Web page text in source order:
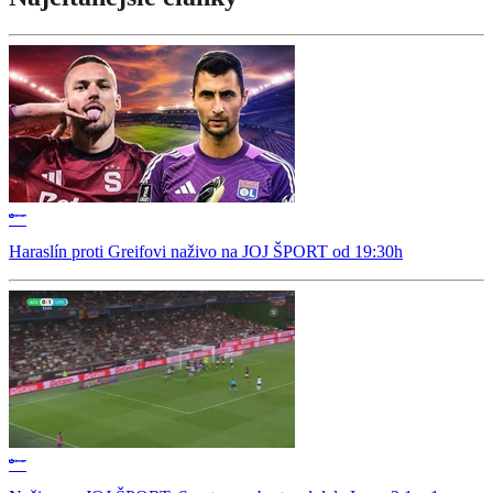
Haraslín proti Greifovi naživo na JOJ ŠPORT od 19:30h